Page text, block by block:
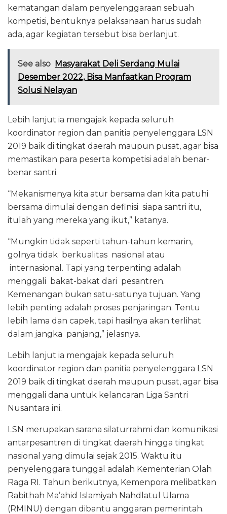
kematangan dalam penyelenggaraan sebuah
kompetisi, bentuknya pelaksanaan harus sudah
ada, agar kegiatan tersebut bisa berlanjut.
See also Masyarakat Deli Serdang Mulai
Desember 2022, Bisa Manfaatkan Program
Solusi Nelayan
Lebih lanjut ia mengajak kepada seluruh
koordinator region dan panitia penyelenggara LSN
2019 baik di tingkat daerah maupun pusat, agar bisa
memastikan para peserta kompetisi adalah benar-
benar santri.
“Mekanismenya kita atur bersama dan kita patuhi
bersama dimulai dengan definisi siapa santri itu,
itulah yang mereka yang ikut,” katanya.
“Mungkin tidak seperti tahun-tahun kemarin,
golnya tidak berkualitas nasional atau
internasional. Tapi yang terpenting adalah
menggali bakat-bakat dari pesantren.
Kemenangan bukan satu-satunya tujuan. Yang
lebih penting adalah proses penjaringan. Tentu
lebih lama dan capek, tapi hasilnya akan terlihat
dalam jangka panjang,” jelasnya.
Lebih lanjut ia mengajak kepada seluruh
koordinator region dan panitia penyelenggara LSN
2019 baik di tingkat daerah maupun pusat, agar bisa
menggali dana untuk kelancaran Liga Santri
Nusantara ini.
LSN merupakan sarana silaturrahmi dan komunikasi
antarpesantren di tingkat daerah hingga tingkat
nasional yang dimulai sejak 2015. Waktu itu
penyelenggara tunggal adalah Kementerian Olah
Raga RI. Tahun berikutnya, Kemenpora melibatkan
Rabithah Ma’ahid Islamiyah Nahdlatul Ulama
(RMINU) dengan dibantu anggaran pemerintah.